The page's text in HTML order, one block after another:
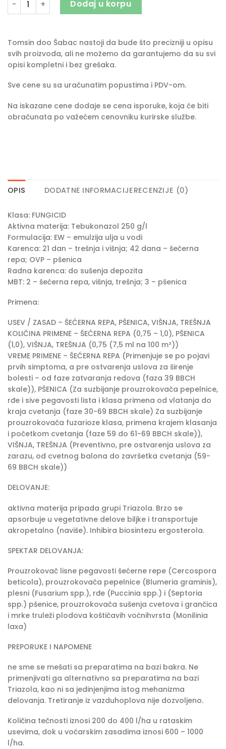
Dodaj u korpu
Tomsin doo Šabac nastoji da bude što precizniji u opisu
svih proizvoda, ali ne možemo da garantujemo da su svi
opisi kompletni i bez grešaka.
Sve cene su sa uračunatim popustima i PDV-om.
Na iskazane cene dodaje se cena isporuke, koja će biti
obračunata po važećem cenovniku kurirske službe.
OPIS DODATNE INFORMACIJERECENZIJE (0)
Klasa: FUNGICID
Aktivna materija: Tebukonazol 250 g/l
Formulacija: EW – emulzija ulja u vodi
Karenca: 21 dan – trešnja i višnja; 42 dana – šećerna
repa; OVP – pšenica
Radna karenca: do sušenja depozita
MBT: 2 – šećerna repa, višnja, trešnja; 3 – pšenica
Primena:
USEV / ZASAD – ŠEĆERNA REPA, PŠENICA, VIŠNJA, TREŠNJA
KOLIČINA PRIMENE – ŠEĆERNA REPA (0,75 – 1,0), PŠENICA
(1,0), VIŠNJA, TREŠNJA (0,75 (7,5 ml na 100 m²))
VREME PRIMENE – ŠEĆERNA REPA (Primenjuje se po pojavi
prvih simptoma, a pre ostvarenja uslova za širenje
bolesti – od faze zatvaranja redova (faza 39 BBCH
skale)), PŠENICA (Za suzbijanje prouzrokovača pepelnice,
rđe i sive pegavosti lista i klasa primena od vlatanja do
kraja cvetanja (faze 30-69 BBCH skale) Za suzbijanje
prouzrokovača fuzarioze klasa, primena krajem klasanja
i početkom cvetanja (faze 59 do 61-69 BBCH skale)),
VIŠNJA, TREŠNJA (Preventivno, pre ostvarenja uslova za
zarazu, od cvetnog balona do završetka cvetanja (59-
69 BBCH skale))
DELOVANJE:
aktivna materija pripada grupi Triazola. Brzo se
apsorbuje u vegetativne delove biljke i transportuje
akropetalno (naviše). Inhibira biosintezu ergosterola.
SPEKTAR DELOVANJA:
Prouzrokovač lisne pegavosti šećerne repe (Cercospora
beticola), prouzrokovača pepelnice (Blumeria graminis),
plesni (Fusarium spp.), rđe (Puccinia spp.) i (Septoria
spp.) pšenice, prouzrokovača sušenja cvetova i grančica
i mrke truleži plodova koštičavih voćnihvrsta (Monilinia
laxa)
PREPORUKE I NAPOMENE
ne sme se mešati sa preparatima na bazi bakra. Ne
primenjivati ga alternativno sa preparatima na bazi
Triazola, kao ni sa jedinjenjima istog mehanizma
delovanja. Tretiranje iz vazduhoplova nije dozvoljeno.
Količina tečnosti iznosi 200 do 400 l/ha u rataskim
usevima, dok u voćarskim zasadima iznosi 600 – 1000
l/ha.